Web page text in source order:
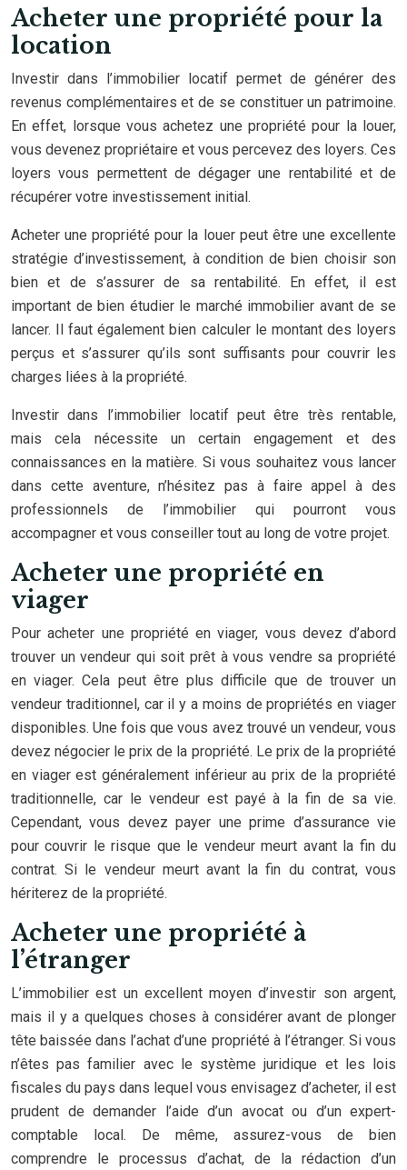
Acheter une propriété pour la
location
Investir dans l’immobilier locatif permet de générer des
revenus complémentaires et de se constituer un patrimoine.
En effet, lorsque vous achetez une propriété pour la louer,
vous devenez propriétaire et vous percevez des loyers. Ces
loyers vous permettent de dégager une rentabilité et de
récupérer votre investissement initial.
Acheter une propriété pour la louer peut être une excellente
stratégie d’investissement, à condition de bien choisir son
bien et de s’assurer de sa rentabilité. En effet, il est
important de bien étudier le marché immobilier avant de se
lancer. Il faut également bien calculer le montant des loyers
perçus et s’assurer qu’ils sont suffisants pour couvrir les
charges liées à la propriété.
Investir dans l’immobilier locatif peut être très rentable,
mais cela nécessite un certain engagement et des
connaissances en la matière. Si vous souhaitez vous lancer
dans cette aventure, n’hésitez pas à faire appel à des
professionnels de l’immobilier qui pourront vous
accompagner et vous conseiller tout au long de votre projet.
Acheter une propriété en
viager
Pour acheter une propriété en viager, vous devez d’abord
trouver un vendeur qui soit prêt à vous vendre sa propriété
en viager. Cela peut être plus difficile que de trouver un
vendeur traditionnel, car il y a moins de propriétés en viager
disponibles. Une fois que vous avez trouvé un vendeur, vous
devez négocier le prix de la propriété. Le prix de la propriété
en viager est généralement inférieur au prix de la propriété
traditionnelle, car le vendeur est payé à la fin de sa vie.
Cependant, vous devez payer une prime d’assurance vie
pour couvrir le risque que le vendeur meurt avant la fin du
contrat. Si le vendeur meurt avant la fin du contrat, vous
hériterez de la propriété.
Acheter une propriété à
l’étranger
L’immobilier est un excellent moyen d’investir son argent,
mais il y a quelques choses à considérer avant de plonger
tête baissée dans l’achat d’une propriété à l’étranger. Si vous
n’êtes pas familier avec le système juridique et les lois
fiscales du pays dans lequel vous envisagez d’acheter, il est
prudent de demander l’aide d’un avocat ou d’un expert-
comptable local. De même, assurez-vous de bien
comprendre le processus d’achat, de la rédaction d’un